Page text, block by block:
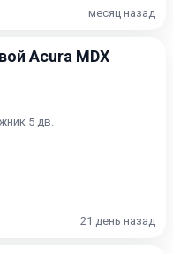
месяц назад
Acura MDX
5 дв.
21 день назад